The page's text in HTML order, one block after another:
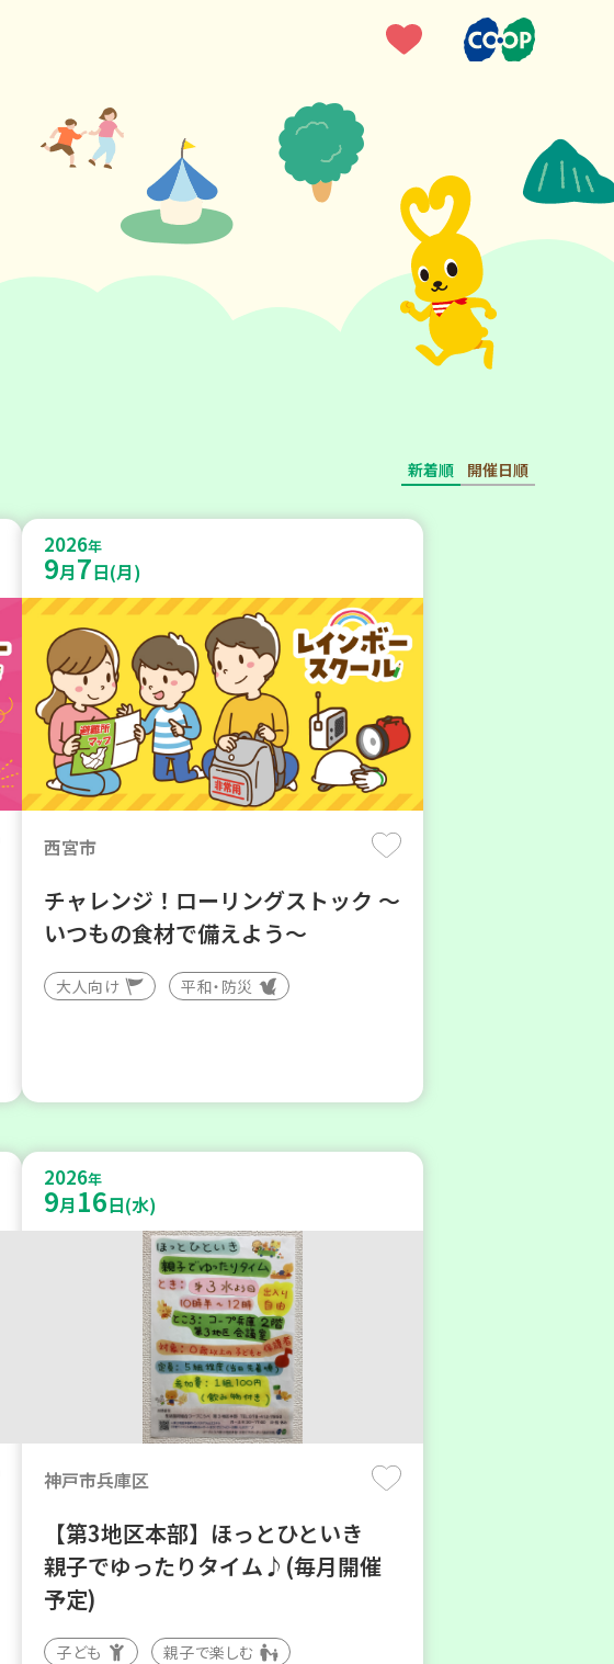
新着順 開催日順
2026年
9月7日(月)
西宮市
チャレンジ！ローリングストック ～
いつもの食材で備えよう～
大人向け 平和・防災
2026年
9月 16日(水)
神戸市兵庫区
【第3地区本部】ほっとひといき
親子でゆったりタイム♪(毎月開催
予定)
子ども 親子で楽しむ